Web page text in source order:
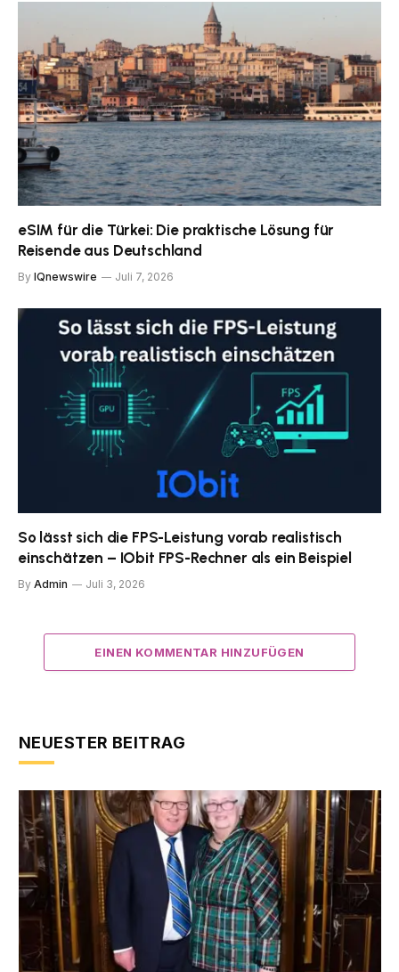
eSIM für die Türkei: Die praktische Lösung für
Reisende aus Deutschland
By IQnewswire Juli 7, 2026
So lässt sich die FPS-Leistung vorab realistisch
einschätzen – IObit FPS-Rechner als ein Beispiel
By Admin Juli 3, 2026
EINEN KOMMENTAR HINZUFÜGEN
NEUESTER BEITRAG